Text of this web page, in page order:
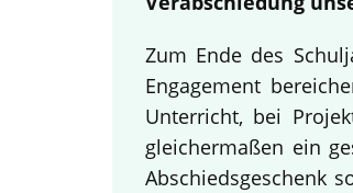
Zum Ende des
Engagement
Unterricht, bei
gleichermaßen ein
Abschiedsgeschenk